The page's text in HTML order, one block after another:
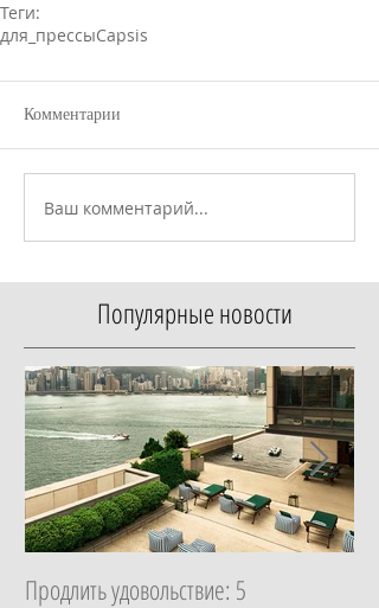
Теги:
для_прессыCapsis
Комментарии
Ваш комментарий...
Популярные новости
Продлить удовольствие: 5